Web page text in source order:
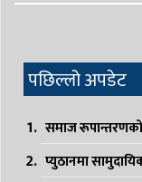
पछिल्लो अपडेट
समाज
प्युठानमा